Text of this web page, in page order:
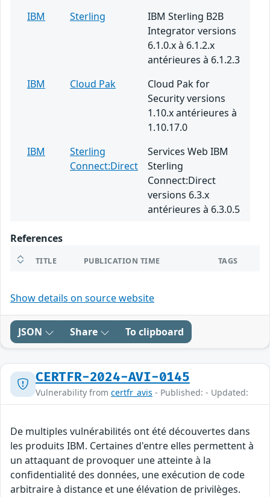
IBM
Sterling
IBM Sterling B2B
Integrator versions
6.1.0.x à 6.1.2.x
antérieures à 6.1.2.3
IBM
Cloud Pak
Cloud Pak for
Security versions
1.10.x antérieures à
1.10.17.0
IBM
Sterling
Connect:Direct
Services Web IBM
Sterling
Connect:Direct
versions 6.3.x
antérieures à 6.3.0.5
References
TITLE PUBLICATION TIME TAGS
Show details on source website
JSON Share To clipboard
CERTFR-2024-AVI-0145
Vulnerability from certfr_avis - Published: - Updated:
De multiples vulnérabilités ont été découvertes dans
les produits IBM. Certaines d'entre elles permettent à
un attaquant de provoquer une atteinte à la
confidentialité des données, une exécution de code
arbitraire à distance et une élévation de privilèges.